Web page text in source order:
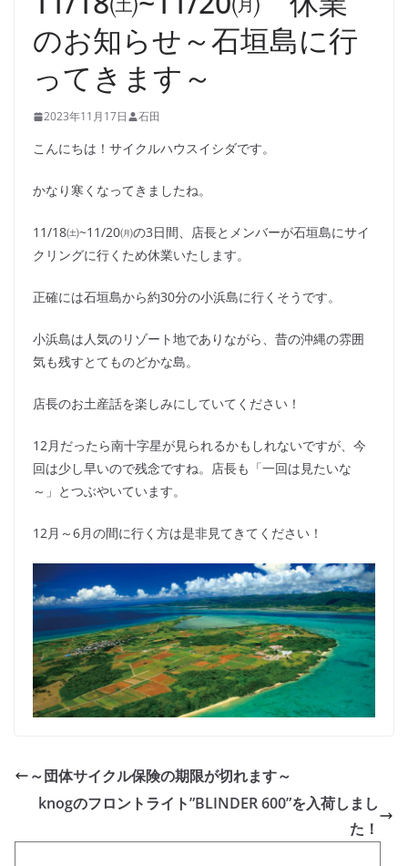
のお知らせ～石垣島に行
ってきます～
2023年11月17日 石田
こんにちは！サイクルハウスイシダです。
かなり寒くなってきましたね。
11/18㈯~11/20㈪の3日間、店長とメンバーが石垣島にサイ
クリングに行くため休業いたします。
正確には石垣島から約30分の小浜島に行くそうです。
小浜島は人気のリゾート地でありながら、昔の沖縄の雰囲
気も残すとてものどかな島。
店長のお土産話を楽しみにしていてください！
12月だったら南十字星が見られるかもしれないですが、今
回は少し早いので残念ですね。店長も「一回は見たいな
～」とつぶやいています。
12月～6月の間に行く方は是非見てきてください！
～団体サイクル保険の期限が切れます～
knogのフロントライト”BLINDER 600”を入荷しまし
た！